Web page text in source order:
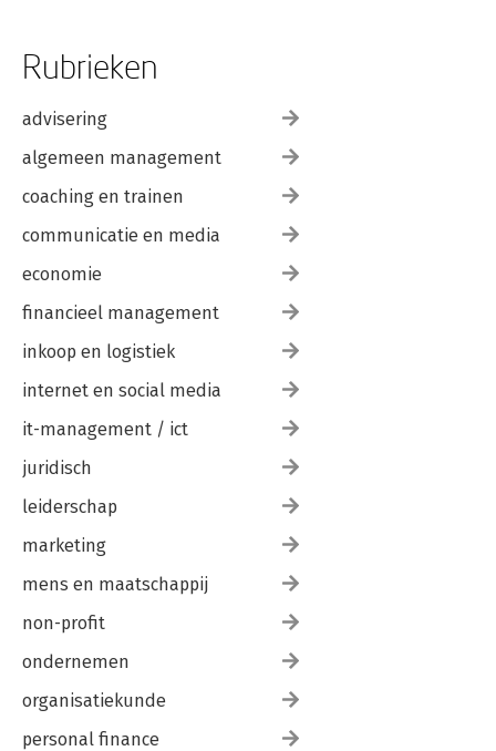
Rubrieken
advisering
algemeen management
coaching en trainen
communicatie en media
economie
financieel management
inkoop en logistiek
internet en social media
it-management / ict
juridisch
leiderschap
marketing
mens en maatschappij
non-profit
ondernemen
organisatiekunde
personal finance